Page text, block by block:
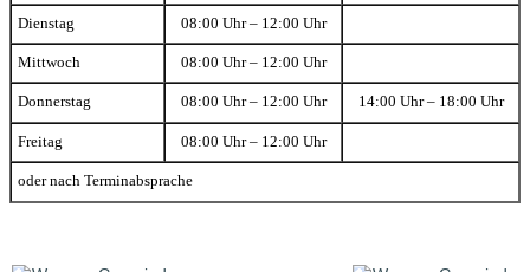
Dienstag 08:00 Uhr – 12:00 Uhr
Mittwoch 08:00 Uhr – 12:00 Uhr
Donnerstag 08:00 Uhr – 12:00 Uhr 14:00 Uhr – 18:00 Uhr
Freitag 08:00 Uhr – 12:00 Uhr
oder nach Terminabsprache